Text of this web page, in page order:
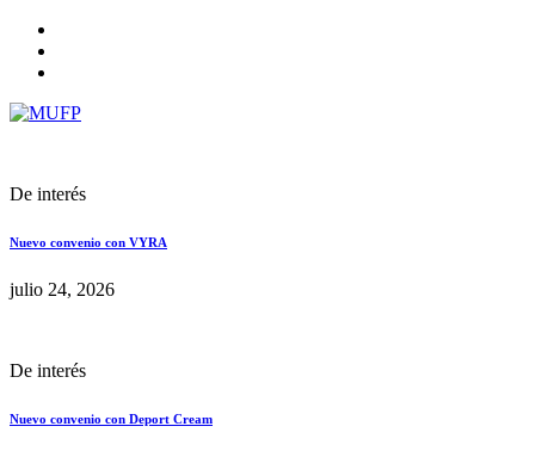
De interés
Nuevo convenio con VYRA
julio 24, 2026
De interés
Nuevo convenio con Deport Cream